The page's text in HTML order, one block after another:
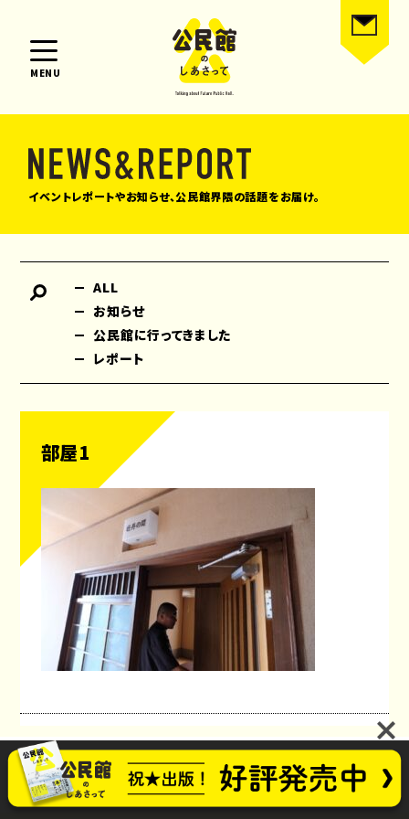
MENU
イベントレポートやお知らせ、公民館界隈の話題をお届け。
ALL
お知らせ
公民館に行ってきました
レポート
部屋1
公民館のしあさってプロジェクト お問い合わせ
future_kominkan